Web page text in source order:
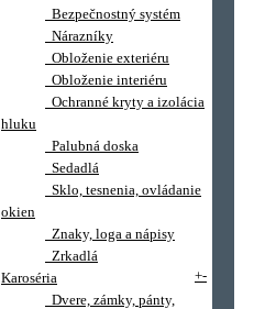
Bezpečnostný systém
Nárazníky
Obloženie exteriéru
Obloženie interiéru
Ochranné kryty a izolácia
hluku
Palubná doska
Sedadlá
Sklo, tesnenia, ovládanie
okien
Znaky, loga a nápisy
Zrkadlá
Karoséria
+-
Dvere, zámky, pánty,